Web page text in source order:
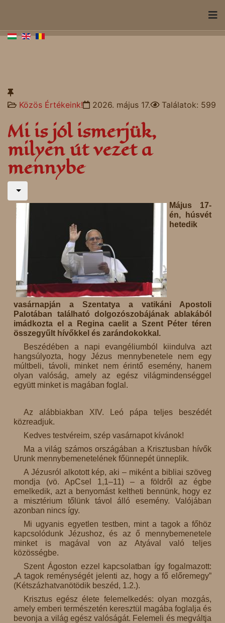
Közös Értékeink! 2026. május 17. Találatok: 599
Mi is jól ismerjük,
milyen út vezet a
mennybe
Május 17-
én, húsvét
hetedik
vasárnapján a Szentatya a vatikáni Apostoli
Palotában található dolgozószobájának ablakából
imádkozta el a Regina caelit a Szent Péter téren
összegyűlt hívőkkel és zarándokokkal.
Beszédében a napi evangéliumból kiindulva azt
hangsúlyozta, hogy Jézus mennybenetele nem egy
múltbeli, távoli, minket nem érintő esemény, hanem
olyan valóság, amely az egész világmindenséggel
együtt minket is magában foglal.
Az alábbiakban XIV. Leó pápa teljes beszédét
közreadjuk.
Kedves testvéreim, szép vasárnapot kívánok!
Ma a világ számos országában a Krisztusban hívők
Urunk mennybemenetelének főünnepét ünneplik.
A Jézusról alkotott kép, aki – miként a bibliai szöveg
mondja (vö. ApCsel 1,1–11) – a földről az égbe
emelkedik, azt a benyomást keltheti bennünk, hogy ez
a misztérium tőlünk távol álló esemény. Valójában
azonban nincs így.
Mi ugyanis egyetlen testben, mint a tagok a főhöz
kapcsolódunk Jézushoz, és az ő mennybemenetele
minket is magával von az Atyával való teljes
közösségbe.
Szent Ágoston ezzel kapcsolatban így fogalmazott:
„A tagok reménységét jelenti az, hogy a fő előremegy”
(Kétszázhatvanötödik beszéd, 1.2.).
Krisztus egész élete felemelkedés: olyan mozgás,
amely emberi természetén keresztül magába foglalja és
bevonja a világ egész valóságát. Felemeli és megváltja